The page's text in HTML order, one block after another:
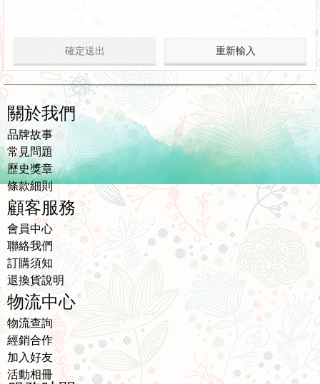
關於我們
品牌故事
常見問題
歷史獎章
條款細則
顧客服務
會員中心
聯絡我們
訂購須知
退換貨說明
物流中心
物流查詢
經銷合作
加入好友
活動相冊